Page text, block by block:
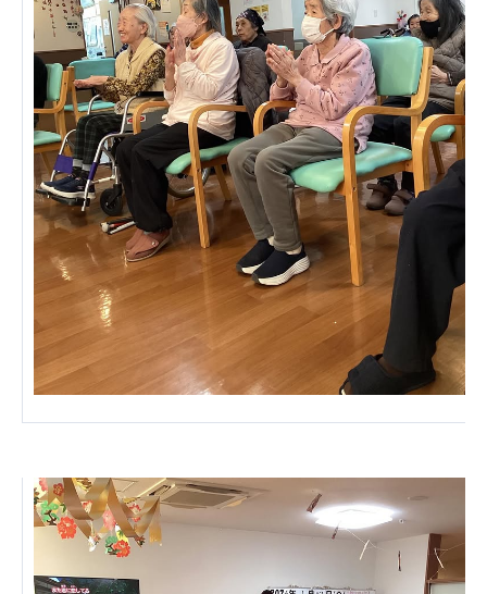
医療法人 京都翔医会
西京都病院
西京都クリニック
洛桂の郷
桂寿の郷
訪問看護ステーション秋桜
上桂の郷
ファミリエール吉祥院
教育（共に生きる仲間達）
学校法人明星学園 関東福祉専門学校
国際医療専門学校 浦和学院高等学校
明星幼稚園 志学会高等学校
特定非営利活動法人ファイアーレッズメディカルスポ
特定非営利活動法人アート応援隊
その他
Mediclude 株式会社アジアメデカ元気事業団